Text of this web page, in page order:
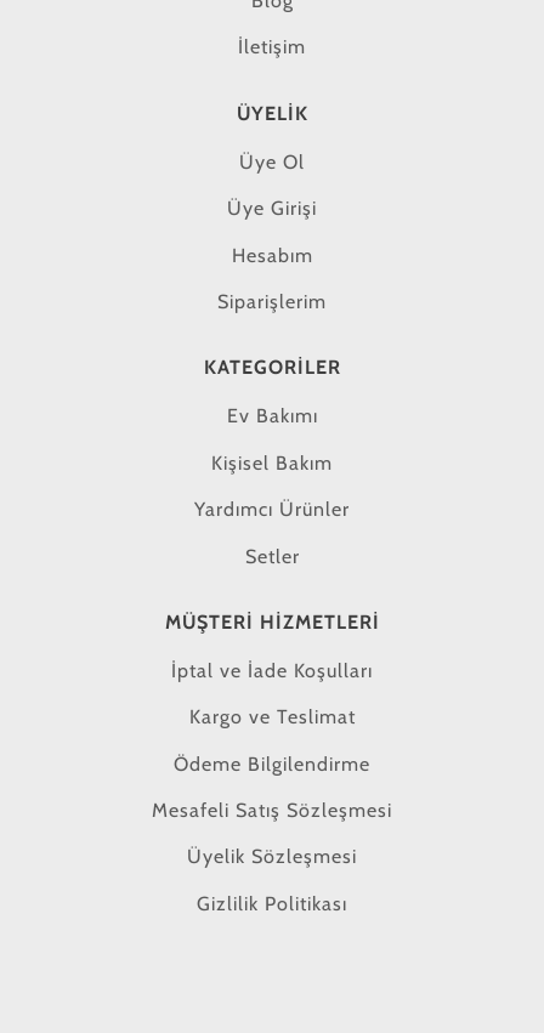
İletişim
ÜYELIK
Üye Ol
Üye Girişi
Hesabım
Siparişlerim
KATEGORILER
Ev Bakımı
Kişisel Bakım
Yardımcı Ürünler
Setler
MÜŞTERI HIZMETLERI
İptal ve İade Koşulları
Kargo ve Teslimat
Ödeme Bilgilendirme
Mesafeli Satış Sözleşmesi
Üyelik Sözleşmesi
Gizlilik Politikası